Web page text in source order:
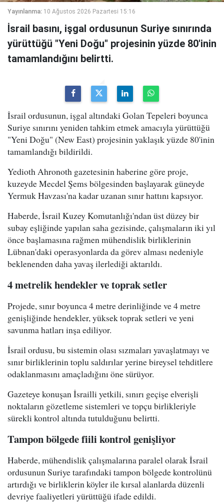
Yayınlanma: 10 Ağustos 2026 Pazartesi 15:16
İsrail basını, işgal ordusunun Suriye sınırında
yürüttüğü "Yeni Doğu" projesinin yüzde 80'inin
tamamlandığını belirtti.
İsrail ordusunun, işgal altındaki Golan Tepeleri boyunca
Suriye sınırını yeniden tahkim etmek amacıyla yürüttüğü
"Yeni Doğu" (New East) projesinin yaklaşık yüzde 80'inin
tamamlandığı bildirildi.
Yedioth Ahronoth gazetesinin haberine göre proje,
kuzeyde Mecdel Şems bölgesinden başlayarak güneyde
Yermuk Havzası'na kadar uzanan sınır hattını kapsıyor.
Haberde, İsrail Kuzey Komutanlığı'ndan üst düzey bir
subay eşliğinde yapılan saha gezisinde, çalışmaların iki yıl
önce başlamasına rağmen mühendislik birliklerinin
Lübnan'daki operasyonlarda da görev alması nedeniyle
beklenenden daha yavaş ilerlediği aktarıldı.
4 metrelik hendekler ve toprak setler
Projede, sınır boyunca 4 metre derinliğinde ve 4 metre
genişliğinde hendekler, yüksek toprak setleri ve yeni
savunma hatları inşa ediliyor.
İsrail ordusu, bu sistemin olası sızmaları yavaşlatmayı ve
sınır birliklerinin toplu saldırılar yerine bireysel tehditlere
odaklanmasını amaçladığını öne sürüyor.
Gazeteye konuşan İsrailli yetkili, sınırı geçişe elverişli
noktaların gözetleme sistemleri ve topçu birlikleriyle
sürekli kontrol altında tutulduğunu belirtti.
Tampon bölgede fiili kontrol genişliyor
Haberde, mühendislik çalışmalarına paralel olarak İsrail
ordusunun Suriye tarafındaki tampon bölgede kontrolünü
artırdığı ve birliklerin köyler ile kırsal alanlarda düzenli
devriye faaliyetleri yürüttüğü ifade edildi.